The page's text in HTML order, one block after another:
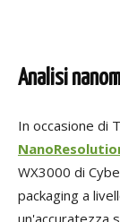
Analisi
In occasione di
WX3000 di
packaging a
un'accuratezza